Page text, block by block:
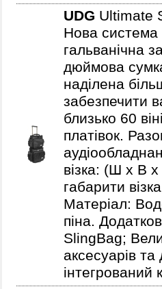
UDG Ultimate
Нова система
гальванічна
дюймова
наділена
забезпечити
близько 60
платівок.
візка: (Ш х В
габарити
Матеріал:
піна.
SlingBag;
аксесуарів та
інтегрований